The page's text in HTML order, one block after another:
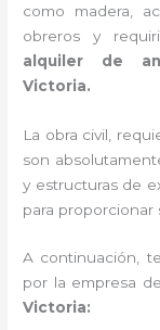
como madera,
obreros y
alquiler de
Victoria.
La obra civil,
son
y estructuras de
para proporcionar
A continuación,
por la empresa de
Victoria: